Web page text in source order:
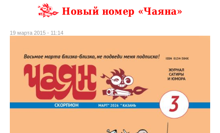
Новый номер «Чаяна»
19 марта 2015 - 11:14